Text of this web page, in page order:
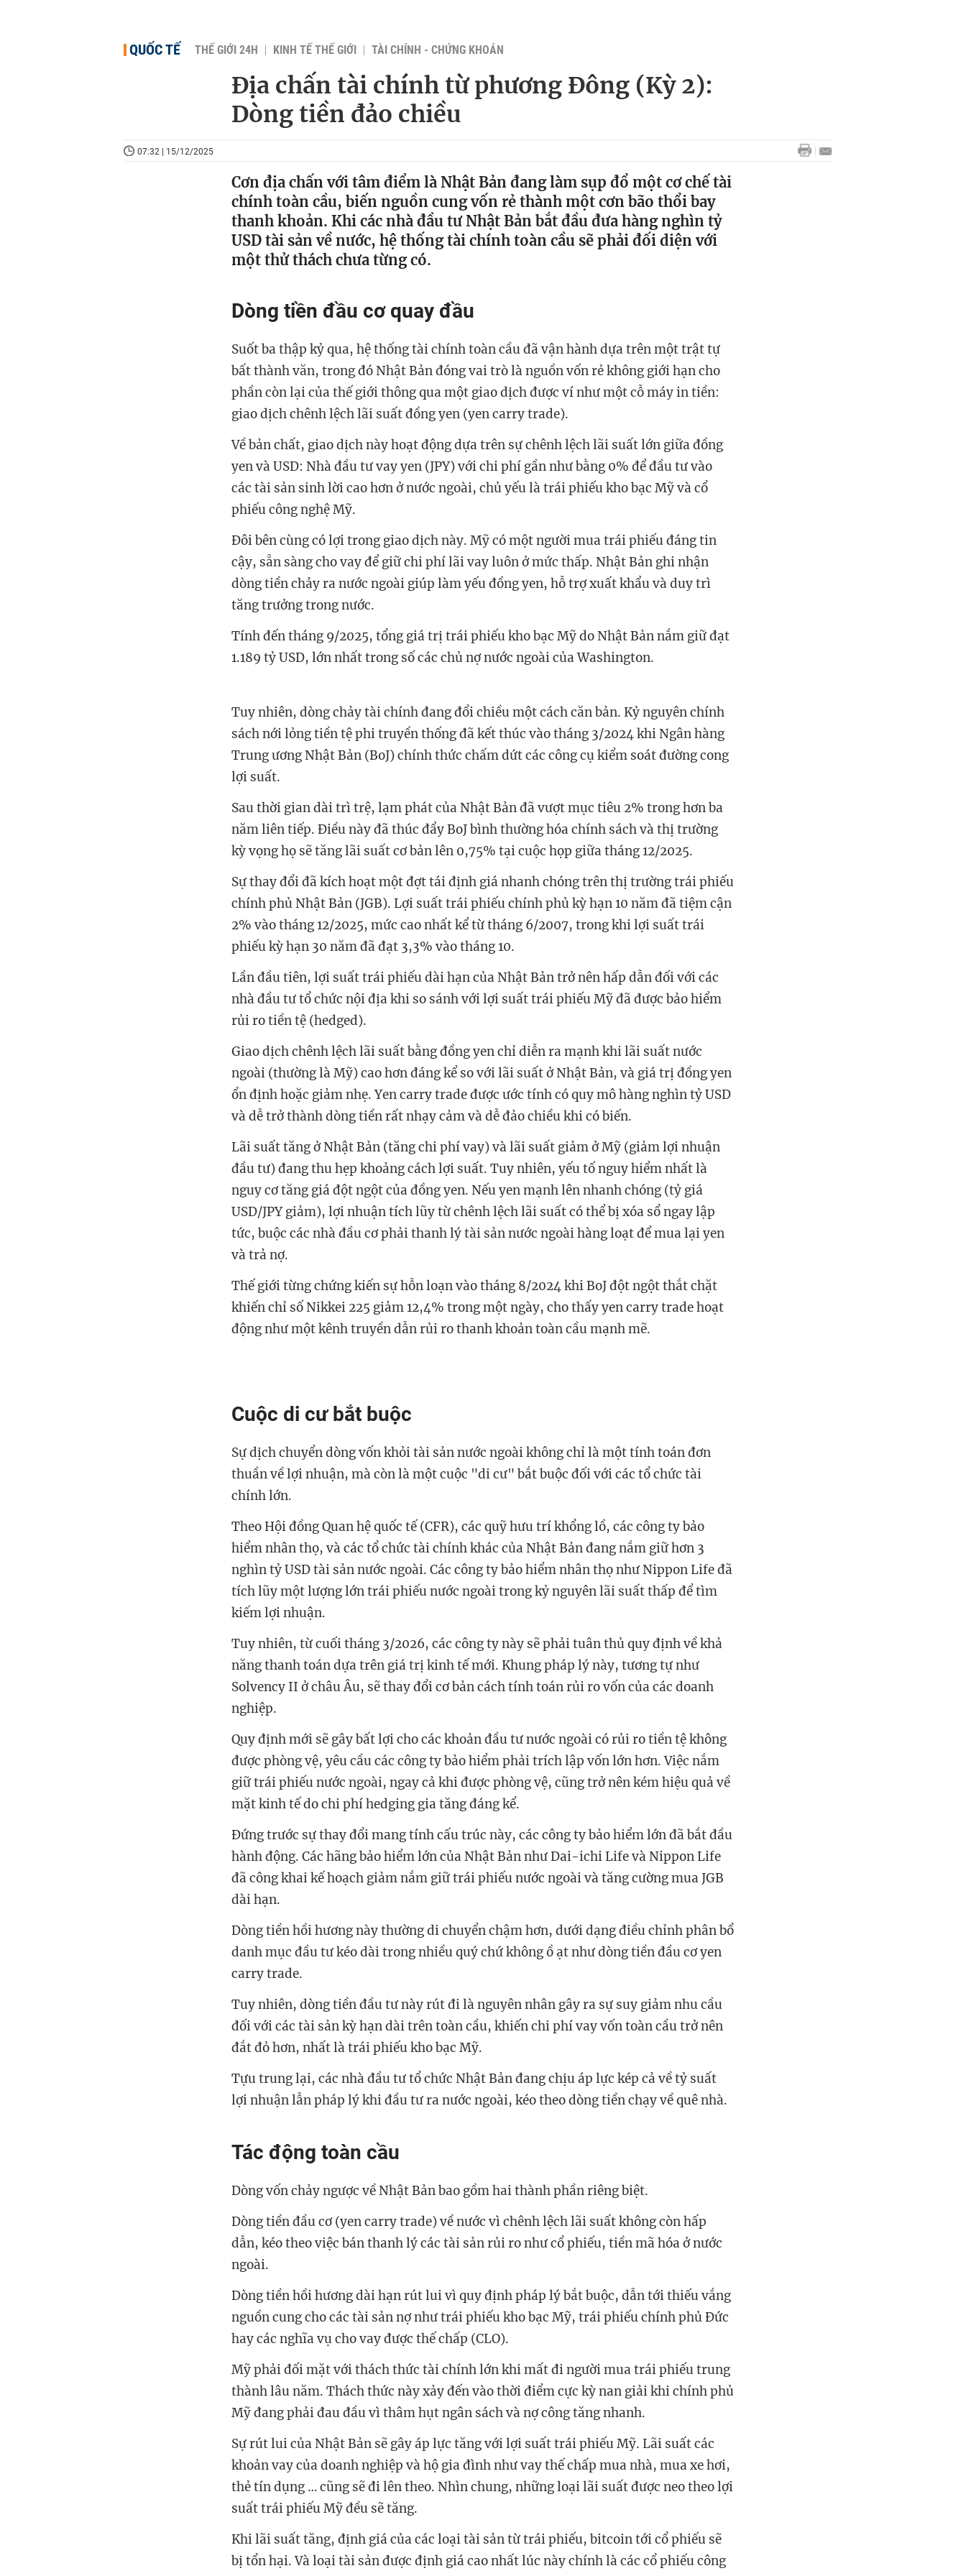
QUỐC TẾ THẾ GIỚI 24H KINH TẾ THẾ GIỚI TÀI CHÍNH - CHỨNG KHOÁN
Địa chấn tài chính từ phương Đông (Kỳ 2):
Dòng tiền đảo chiều
07:32 | 15/12/2025
Cơn địa chấn với tâm điểm là Nhật Bản đang làm sụp đổ một cơ chế tài
chính toàn cầu, biến nguồn cung vốn rẻ thành một cơn bão thổi bay
thanh khoản. Khi các nhà đầu tư Nhật Bản bắt đầu đưa hàng nghìn tỷ
USD tài sản về nước, hệ thống tài chính toàn cầu sẽ phải đối diện với
một thử thách chưa từng có.
Dòng tiền đầu cơ quay đầu
Suốt ba thập kỷ qua, hệ thống tài chính toàn cầu đã vận hành dựa trên một trật tự
bất thành văn, trong đó Nhật Bản đóng vai trò là nguồn vốn rẻ không giới hạn cho
phần còn lại của thế giới thông qua một giao dịch được ví như một cỗ máy in tiền:
giao dịch chênh lệch lãi suất đồng yen (yen carry trade).
Về bản chất, giao dịch này hoạt động dựa trên sự chênh lệch lãi suất lớn giữa đồng
yen và USD: Nhà đầu tư vay yen (JPY) với chi phí gần như bằng 0% để đầu tư vào
các tài sản sinh lời cao hơn ở nước ngoài, chủ yếu là trái phiếu kho bạc Mỹ và cổ
phiếu công nghệ Mỹ.
Đôi bên cùng có lợi trong giao dịch này. Mỹ có một người mua trái phiếu đáng tin
cậy, sẵn sàng cho vay để giữ chi phí lãi vay luôn ở mức thấp. Nhật Bản ghi nhận
dòng tiền chảy ra nước ngoài giúp làm yếu đồng yen, hỗ trợ xuất khẩu và duy trì
tăng trưởng trong nước.
Tính đến tháng 9/2025, tổng giá trị trái phiếu kho bạc Mỹ do Nhật Bản nắm giữ đạt
1.189 tỷ USD, lớn nhất trong số các chủ nợ nước ngoài của Washington.
Tuy nhiên, dòng chảy tài chính đang đổi chiều một cách căn bản. Kỷ nguyên chính
sách nới lỏng tiền tệ phi truyền thống đã kết thúc vào tháng 3/2024 khi Ngân hàng
Trung ương Nhật Bản (BoJ) chính thức chấm dứt các công cụ kiểm soát đường cong
lợi suất.
Sau thời gian dài trì trệ, lạm phát của Nhật Bản đã vượt mục tiêu 2% trong hơn ba
năm liên tiếp. Điều này đã thúc đẩy BoJ bình thường hóa chính sách và thị trường
kỳ vọng họ sẽ tăng lãi suất cơ bản lên 0,75% tại cuộc họp giữa tháng 12/2025.
Sự thay đổi đã kích hoạt một đợt tái định giá nhanh chóng trên thị trường trái phiếu
chính phủ Nhật Bản (JGB). Lợi suất trái phiếu chính phủ kỳ hạn 10 năm đã tiệm cận
2% vào tháng 12/2025, mức cao nhất kể từ tháng 6/2007, trong khi lợi suất trái
phiếu kỳ hạn 30 năm đã đạt 3,3% vào tháng 10.
Lần đầu tiên, lợi suất trái phiếu dài hạn của Nhật Bản trở nên hấp dẫn đối với các
nhà đầu tư tổ chức nội địa khi so sánh với lợi suất trái phiếu Mỹ đã được bảo hiểm
rủi ro tiền tệ (hedged).
Giao dịch chênh lệch lãi suất bằng đồng yen chỉ diễn ra mạnh khi lãi suất nước
ngoài (thường là Mỹ) cao hơn đáng kể so với lãi suất ở Nhật Bản, và giá trị đồng yen
ổn định hoặc giảm nhẹ. Yen carry tradeđược ước tính có quy mô hàng nghìn tỷ USD
và dễ trở thành dòng tiền rất nhạy cảm và dễ đảo chiều khi có biến.
Lãi suất tăng ở Nhật Bản (tăng chi phí vay) và lãi suất giảm ở Mỹ (giảm lợi nhuận
đầu tư) đang thu hẹp khoảng cách lợi suất. Tuy nhiên, yếu tố nguy hiểm nhất là
nguy cơ tăng giá đột ngột của đồng yen. Nếu yen mạnh lên nhanh chóng (tỷ giá
USD/JPY giảm), lợi nhuận tích lũy từ chênh lệch lãi suất có thể bị xóa sổ ngay lập
tức, buộc các nhà đầu cơ phải thanh lý tài sản nước ngoài hàng loạt để mua lại yen
và trả nợ.
Thế giới từng chứng kiến sự hỗn loạn vào tháng 8/2024 khi BoJ đột ngột thắt chặt
khiến chỉ số Nikkei 225 giảm 12,4% trong một ngày, cho thấy yen carry trade hoạt
động như một kênh truyền dẫn rủi ro thanh khoản toàn cầu mạnh mẽ.
Cuộc di cư bắt buộc
Sự dịch chuyển dòng vốn khỏi tài sản nước ngoài không chỉ là một tính toán đơn
thuần về lợi nhuận, mà còn là một cuộc "di cư" bắt buộc đối với các tổ chức tài
chính lớn.
Theo Hội đồng Quan hệ quốc tế (CFR), các quỹ hưu trí khổng lồ, các công ty bảo
hiểm nhân thọ, và các tổ chức tài chính khác của Nhật Bản đang nắm giữ hơn 3
nghìn tỷ USD tài sản nước ngoài. Các công ty bảo hiểm nhân thọ như Nippon Life đã
tích lũy một lượng lớn trái phiếu nước ngoài trong kỷ nguyên lãi suất thấp để tìm
kiếm lợi nhuận.
Tuy nhiên, từ cuối tháng 3/2026, các công ty này sẽ phải tuân thủ quy định về khả
năng thanh toán dựa trên giá trị kinh tế mới. Khung pháp lý này, tương tự như
Solvency II ở châu Âu, sẽ thay đổi cơ bản cách tính toán rủi ro vốn của các doanh
nghiệp.
Quy định mới sẽ gây bất lợi cho các khoản đầu tư nước ngoài có rủi ro tiền tệ không
được phòng vệ, yêu cầu các công ty bảo hiểm phải trích lập vốn lớn hơn. Việc nắm
giữ trái phiếu nước ngoài, ngay cả khi được phòng vệ, cũng trở nên kém hiệu quả về
mặt kinh tế do chi phí hedging gia tăng đáng kể.
Đứng trước sự thay đổi mang tính cấu trúc này, các công ty bảo hiểm lớn đã bắt đầu
hành động. Các hãng bảo hiểm lớn của Nhật Bản như Dai-ichi Life và Nippon Life
đã công khai kế hoạch giảm nắm giữ trái phiếu nước ngoài và tăng cường mua JGB
dài hạn.
Dòng tiền hồi hương này thường di chuyển chậm hơn, dưới dạng điều chỉnh phân bổ
danh mục đầu tư kéo dài trong nhiều quý chứ không ồ ạt như dòng tiền đầu cơ yen
carry trade.
Tuy nhiên, dòng tiền đầu tư này rút đi là nguyên nhân gây ra sự suy giảm nhu cầu
đối với các tài sản kỳ hạn dài trên toàn cầu, khiến chi phí vay vốn toàn cầu trở nên
đắt đỏ hơn, nhất là trái phiếu kho bạc Mỹ.
Tựu trung lại, các nhà đầu tư tổ chức Nhật Bản đang chịu áp lực kép cả về tỷ suất
lợi nhuận lẫn pháp lý khi đầu tư ra nước ngoài, kéo theo dòng tiền chạy về quê nhà.
Tác động toàn cầu
Dòng vốn chảy ngược về Nhật Bản bao gồm hai thành phần riêng biệt.
Dòng tiền đầu cơ (yen carry trade) về nước vì chênh lệch lãi suất không còn hấp
dẫn, kéo theo việc bán thanh lý các tài sản rủi ro như cổ phiếu, tiền mã hóa ở nước
ngoài.
Dòng tiền hồi hương dài hạn rút lui vì quy định pháp lý bắt buộc, dẫn tới thiếu vắng
nguồn cung cho các tài sản nợ như trái phiếu kho bạc Mỹ, trái phiếu chính phủ Đức
hay các nghĩa vụ cho vay được thế chấp (CLO).
Mỹ phải đối mặt với thách thức tài chính lớn khi mất đi người mua trái phiếu trung
thành lâu năm. Thách thức này xảy đến vào thời điểm cực kỳ nan giải khi chính phủ
Mỹ đang phải đau đầu vì thâm hụt ngân sách và nợ công tăng nhanh.
Sự rút lui của Nhật Bản sẽ gây áp lực tăng với lợi suất trái phiếu Mỹ. Lãi suất các
khoản vay của doanh nghiệp và hộ gia đình như vay thế chấp mua nhà, mua xe hơi,
thẻ tín dụng … cũng sẽ đi lên theo. Nhìn chung, những loại lãi suất được neo theo lợi
suất trái phiếu Mỹ đều sẽ tăng.
Khi lãi suất tăng, định giá của các loại tài sản từ trái phiếu, bitcoin tới cổ phiếu sẽ
bị tổn hại. Và loại tài sản được định giá cao nhất lúc này chính là các cổ phiếu công